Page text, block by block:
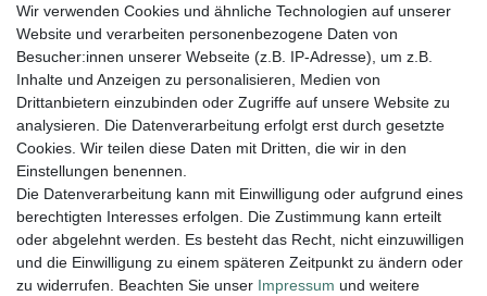
21,45 € *
In den Warenkorb
inkl. ges. MwSt. Versandkosten
Lieferung und Versand
Wir verwenden Cookies und ähnliche Technologien auf unserer
Website und verarbeiten personenbezogene Daten von
Besucher:innen unserer Webseite (z.B. IP-Adresse), um z.B.
Inhalte und Anzeigen zu personalisieren, Medien von
Drittanbietern einzubinden oder Zugriffe auf unsere Website zu
analysieren. Die Datenverarbeitung erfolgt erst durch gesetzte
Cookies. Wir teilen diese Daten mit Dritten, die wir in den
Einstellungen benennen.
Die Datenverarbeitung kann mit Einwilligung oder aufgrund eines
berechtigten Interesses erfolgen. Die Zustimmung kann erteilt
oder abgelehnt werden. Es besteht das Recht, nicht einzuwilligen
und die Einwilligung zu einem späteren Zeitpunkt zu ändern oder
zu widerrufen. Beachten Sie unser Impressum und weitere